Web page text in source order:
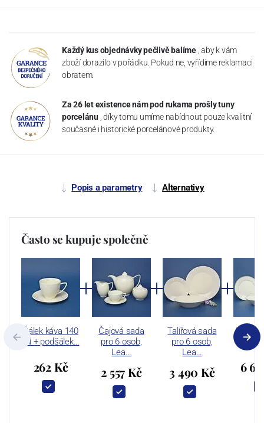
Každý kus objednávky pečlivě balíme , aby k vám
zboží dorazilo v pořádku. Pokud ne, vyřídíme reklamaci
obratem.
Za 26 let existence nám pod rukama prošly tuny
porcelánu , díky tomu umíme nabídnout pouze kvalitní
současné i historické porcelánové produkty.
Popis a parametry Alternativy
Často se kupuje společně
Šálek káva 140
ml + podšálek…
262 Kč
Čajová sada
pro 6 osob,
Lea…
2 557 Kč
Talířová sada
pro 6 osob,
Lea…
3 490 Kč
Lea
6